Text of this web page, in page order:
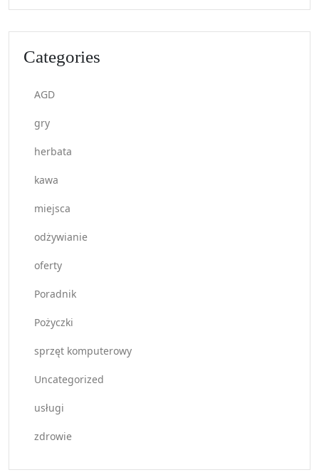
Categories
AGD
gry
herbata
kawa
miejsca
odżywianie
oferty
Poradnik
Pożyczki
sprzęt komputerowy
Uncategorized
usługi
zdrowie